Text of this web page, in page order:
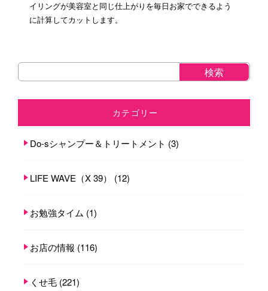
イリングが美容室と同じ仕上がりを毎日お家でできるよう
に計算してカットします。
カテゴリー
Do-sシャンプー＆トリートメント (3)
LIFE WAVE（X 39） (12)
お勉強タイム (1)
お店の情報 (116)
くせ毛 (221)